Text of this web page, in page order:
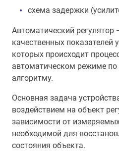
схема задержки
Автоматический регулятор
качественных показателей
которых происходит
автоматическом режиме
алгоритму.
Основная задача
воздействием на объект
зависимости от
необходимой для
состояния объекта.